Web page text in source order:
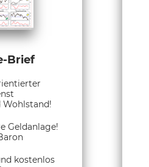
Brief
Geldanlage!
kostenlos